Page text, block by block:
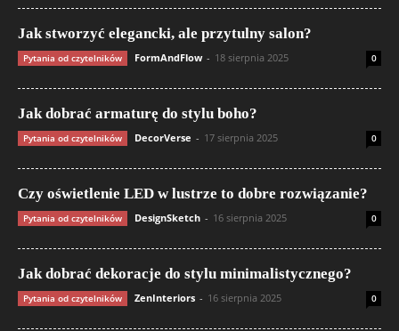
Jak stworzyć elegancki, ale przytulny salon?
Pytania od czytelników FormAndFlow - 18 sierpnia 2025 0
Jak dobrać armaturę do stylu boho?
Pytania od czytelników DecorVerse - 17 sierpnia 2025 0
Czy oświetlenie LED w lustrze to dobre rozwiązanie?
Pytania od czytelników DesignSketch - 16 sierpnia 2025 0
Jak dobrać dekoracje do stylu minimalistycznego?
Pytania od czytelników ZenInteriors - 16 sierpnia 2025 0